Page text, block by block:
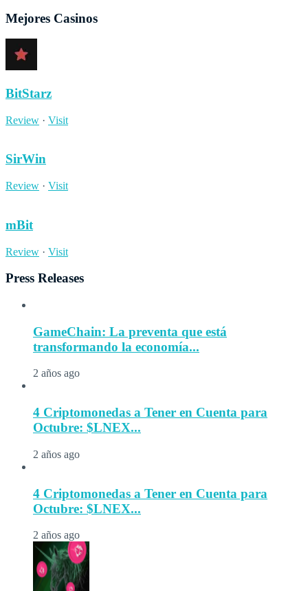
Mejores Casinos
BitStarz
Review · Visit
SirWin
Review · Visit
mBit
Review · Visit
Press Releases
GameChain: La preventa que está
transformando la economía...
2 años ago
4 Criptomonedas a Tener en Cuenta para
Octubre: $LNEX...
2 años ago
4 Criptomonedas a Tener en Cuenta para
Octubre: $LNEX...
2 años ago